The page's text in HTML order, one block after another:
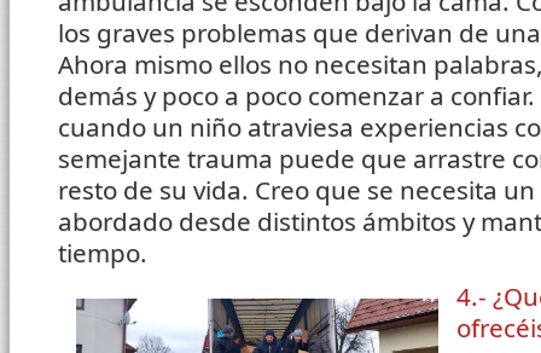
los graves problemas que derivan de
Ahora mismo ellos no necesitan
demás y poco a poco comenzar a
cuando un niño atraviesa experiencias
semejante trauma puede que arrastre
resto de su vida. Creo que se necesita
abordado desde distintos ámbitos y
tiempo.
4.-